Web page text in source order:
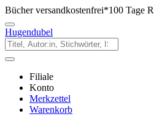
Bücher versandkostenfrei*100 Tage
Hugendubel
Filiale
Konto
Merkzettel
Warenkorb